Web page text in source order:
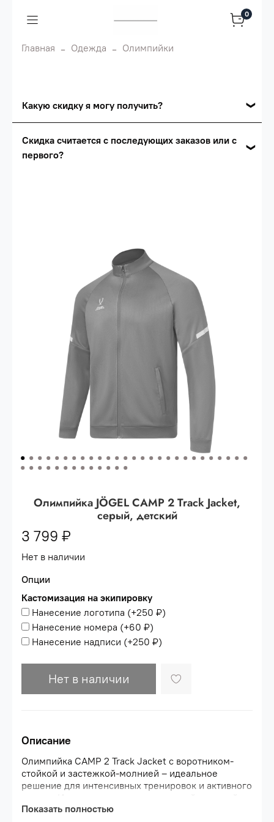
0
Главная Одежда Олимпийки
Какую скидку я могу получить?
Сумма скидки зависит от стоимости вашего
сумма всех заказов за 6 месяцев -
30.000 рублей.
(33%)
- сумма всех заказов за 6 месяцев
80.000 рублей
(36%) - сумма всех заказов за 6 месяцев
(38%) -
сумма всех заказов за 6 месяцев -
400.000 рублей.
Скидка считается с последующих заказов или с
первого?
Олимпийка JÖGEL CAMP 2 Track Jacket,
серый, детский
3 799 ₽
Нет в наличии
Опции
Кастомизация на экипировку
Нанесение логотипа (+250 ₽)
Нанесение номера (+60 ₽)
Нанесение надписи (+250 ₽)
Нет в наличии
Описание
Олимпийка CAMP 2 Track Jacket с воротником-
стойкой и застежкой-молнией – идеальное
решение для интенсивных тренировок и активного
ощупь ткани. Техника плетения материала
Показать полностью